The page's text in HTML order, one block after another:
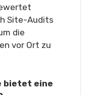
Site-Audits
die
vor Ort zu
bietet eine